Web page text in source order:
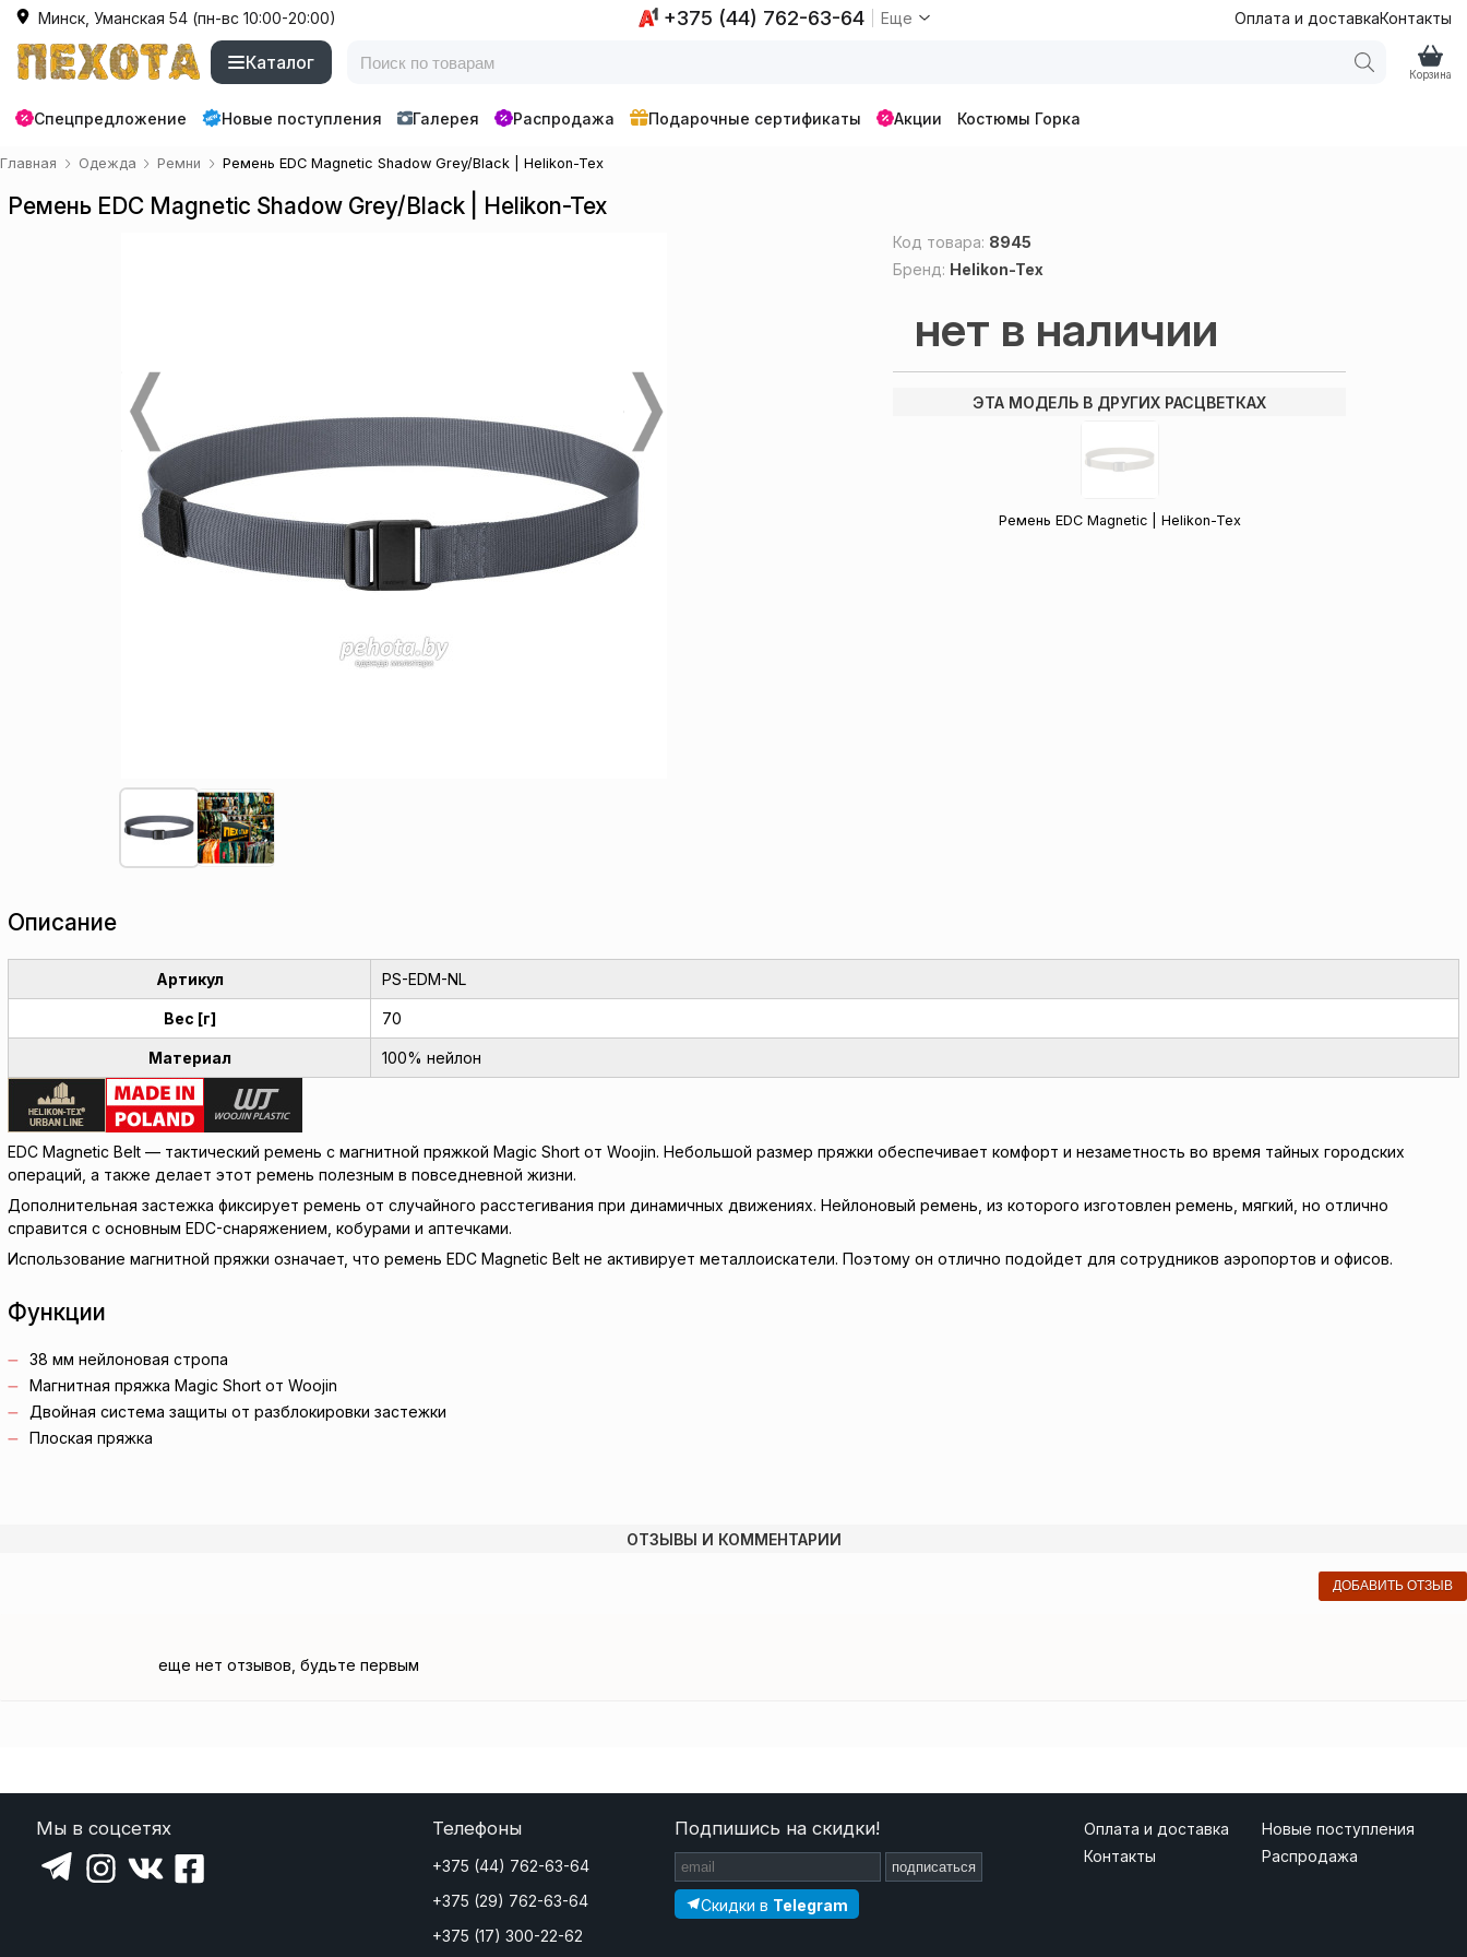
Минск, Уманская 54 (пн-вс 10:00-20:00) +375 (44) 762-63-64 Еще Оплата и доставкаКонтакты
Каталог
Корзина
Спецпредложение Новые поступления Галерея Распродажа Подарочные сертификаты Акции Костюмы Горка
Главная Одежда Ремни Ремень EDC Magnetic Shadow Grey/Black | Helikon-Tex
Ремень EDC Magnetic Shadow Grey/Black | Helikon-Tex
Код товара: 8945
Бренд: Helikon-Tex
нет в наличии
ЭТА МОДЕЛЬ В ДРУГИХ РАСЦВЕТКАХ
Ремень EDC Magnetic | Helikon-Tex
Описание
Артикул PS-EDM-NL
Вес [г] 70
Материал 100% нейлон
EDC Magnetic Belt — тактический ремень с магнитной пряжкой Magic Short от Woojin. Небольшой размер пряжки обеспечивает комфорт и незаметность во время тайных городских
операций, а также делает этот ремень полезным в повседневной жизни.
Дополнительная застежка фиксирует ремень от случайного расстегивания при динамичных движениях. Нейлоновый ремень, из которого изготовлен ремень, мягкий, но отлично
справится с основным EDC-снаряжением, кобурами и аптечками.
Использование магнитной пряжки означает, что ремень EDC Magnetic Belt не активирует металлоискатели. Поэтому он отлично подойдет для сотрудников аэропортов и офисов.
Функции
38 мм нейлоновая стропа
Магнитная пряжка Magic Short от Woojin
Двойная система защиты от разблокировки застежки
Плоская пряжка
ОТЗЫВЫ И КОММЕНТАРИИ
ДОБАВИТЬ ОТЗЫВ
еще нет отзывов, будьте первым
Мы в соцсетях Телефоны
+375 (44) 762-63-64
+375 (29) 762-63-64
+375 (17) 300-22-62
Подпишись на скидки!
подписаться
Скидки в Telegram
Оплата и доставка
Контакты
Новые поступления
Распродажа